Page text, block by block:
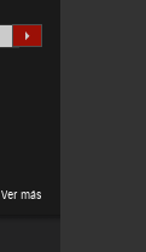
Ver más